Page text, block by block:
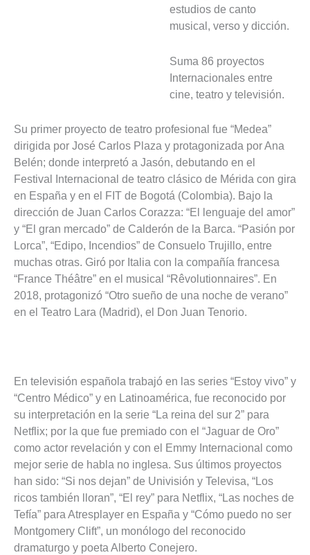
estudios de canto
musical, verso y dicción.
Suma 86 proyectos
Internacionales entre
cine, teatro y televisión.
Su primer proyecto de teatro profesional fue “Medea”
dirigida por José Carlos Plaza y protagonizada por Ana
Belén; donde interpretó a Jasón, debutando en el
Festival Internacional de teatro clásico de Mérida con gira
en España y en el FIT de Bogotá (Colombia). Bajo la
dirección de Juan Carlos Corazza: “El lenguaje del amor”
y “El gran mercado” de Calderón de la Barca. “Pasión por
Lorca”, “Edipo, Incendios” de Consuelo Trujillo, entre
muchas otras. Giró por Italia con la compañía francesa
“France Théâtre” en el musical “Rêvolutionnaires”. En
2018, protagonizó “Otro sueño de una noche de verano”
en el Teatro Lara (Madrid), el Don Juan Tenorio.
En televisión española trabajó en las series “Estoy vivo” y
“Centro Médico” y en Latinoamérica, fue reconocido por
su interpretación en la serie “La reina del sur 2” para
Netflix; por la que fue premiado con el “Jaguar de Oro”
como actor revelación y con el Emmy Internacional como
mejor serie de habla no inglesa. Sus últimos proyectos
han sido: “Si nos dejan” de Univisión y Televisa, “Los
ricos también lloran”, “El rey” para Netflix, “Las noches de
Tefía” para Atresplayer en España y “Cómo puedo no ser
Montgomery Clift”, un monólogo del reconocido
dramaturgo y poeta Alberto Conejero.